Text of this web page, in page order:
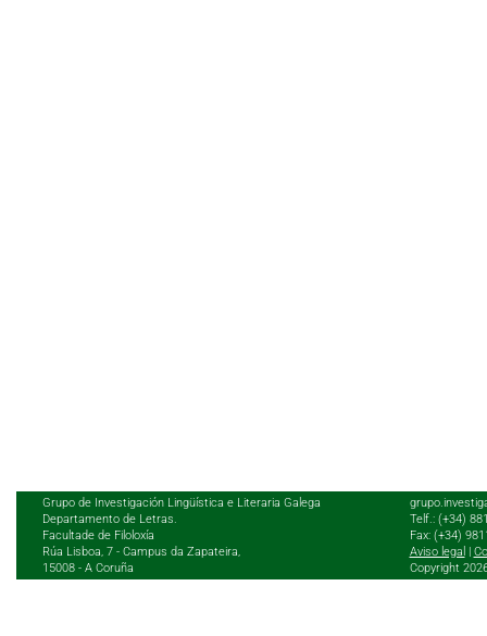
Grupo de Investigación Lingüística e Literaria Galega
Departamento de Letras.
Facultade de Filoloxía
Rúa Lisboa, 7 - Campus da Zapateira,
15008 - A Coruña
Telf.: (+34)
Fax: (+34)
Aviso legal
Copyright